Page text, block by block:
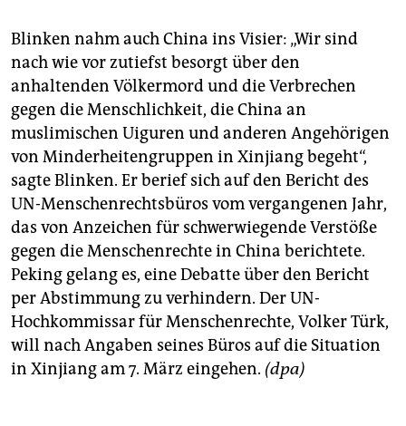
Blinken nahm auch China ins Visier: „Wir sind
nach wie vor zutiefst besorgt über den
anhaltenden Völkermord und die Verbrechen
gegen die Menschlichkeit, die China an
muslimischen Uiguren und anderen Angehörigen
von Minderheitengruppen in Xinjiang begeht“,
sagte Blinken. Er berief sich auf den Bericht des
UN-Menschenrechtsbüros vom vergangenen Jahr,
das von Anzeichen für schwerwiegende Verstöße
gegen die Menschenrechte in China berichtete.
Peking gelang es, eine Debatte über den Bericht
per Abstimmung zu verhindern. Der UN-
Hochkommissar für Menschenrechte, Volker Türk,
will nach Angaben seines Büros auf die Situation
in Xinjiang am 7. März eingehen. (dpa)